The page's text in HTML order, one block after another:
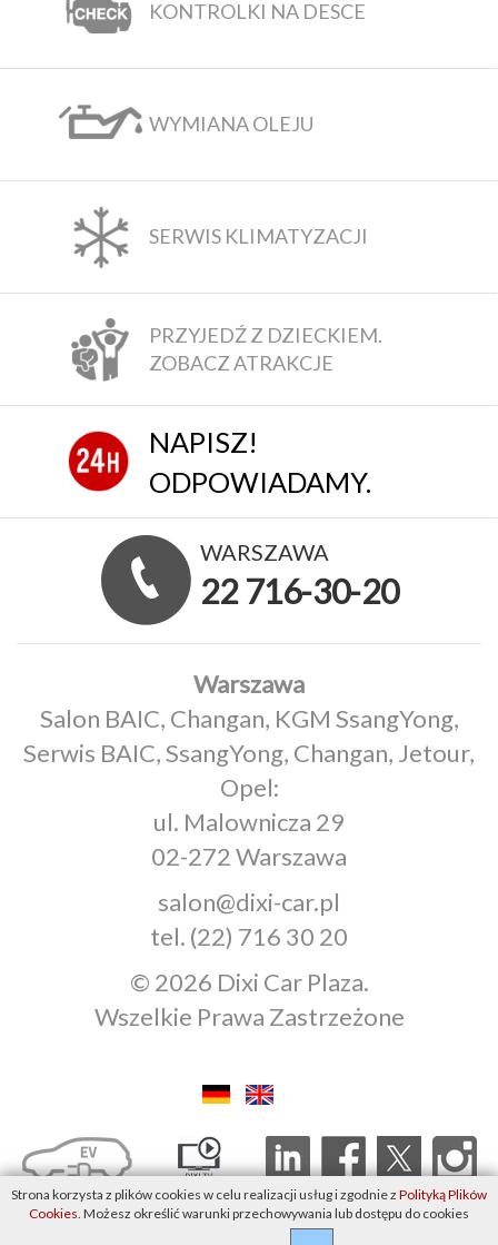
KONTROLKI NA DESCE
WYMIANA OLEJU
SERWIS KLIMATYZACJI
PRZYJEDŹ Z DZIECKIEM.
ZOBACZ ATRAKCJE
NAPISZ!
ODPOWIADAMY.
WARSZAWA
22 716-30-20
Warszawa
Salon BAIC, Changan, KGM SsangYong,
Serwis BAIC, SsangYong, Changan, Jetour,
Opel:
ul. Malownicza 29
02-272 Warszawa
salon@dixi-car.pl
tel. (22) 716 30 20
© 2026 Dixi Car Plaza.
Wszelkie Prawa Zastrzeżone
Strona korzysta z plików cookies w celu realizacji usług i zgodnie z Polityką Plików
Cookies. Możesz określić warunki przechowywania lub dostępu do cookies